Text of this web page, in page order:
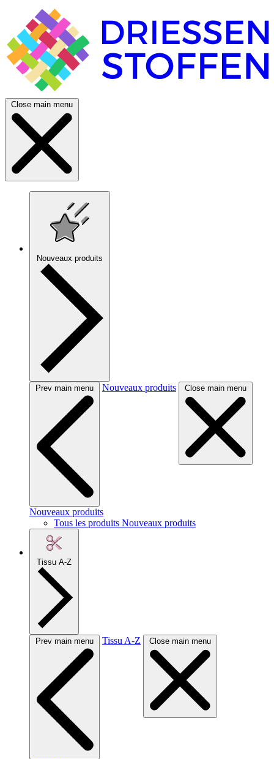
Close main menu
Nouveaux produits
Prev main menu Nouveaux produits Close main menu
Nouveaux produits
Tous les produits Nouveaux produits
Tissu A-Z
Prev main menu Tissu A-Z Close main menu